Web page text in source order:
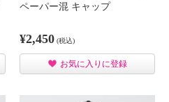
ペーパー混 キャップ
¥2,450 (税込)
お気に入りに登録